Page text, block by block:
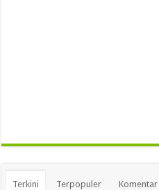
Terkini Terpopuler Komentar